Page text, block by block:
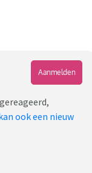
Aanmelden
ook een nieuw